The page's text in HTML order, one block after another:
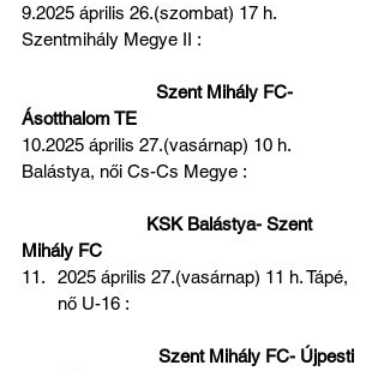
9.2025 április 26.(szombat) 17 h.
Szentmihály Megye II :
Szent Mihály FC-
Ásotthalom TE
10.2025 április 27.(vasárnap) 10 h.
Balástya, női Cs-Cs Megye :
KSK Balástya- Szent
Mihály FC
2025 április 27.(vasárnap) 11 h. Tápé,
nő U-16 :
Szent Mihály FC- Újpesti